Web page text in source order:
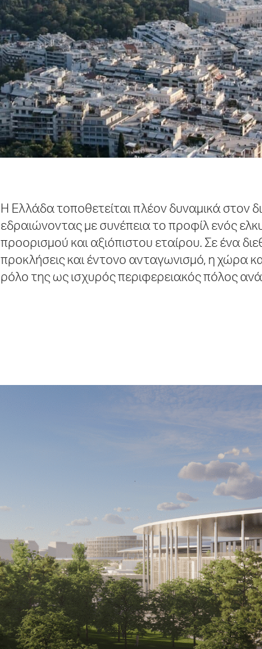
Η Ελλάδα τοποθετείται πλέον δυναμικά στον
εδραιώνοντας με συνέπεια το προφίλ ενός
προορισμού και αξιόπιστου εταίρου. Σε ένα
προκλήσεις και έντονο ανταγωνισμό, η χώρα
ρόλο της ως ισχυρός περιφερειακός πόλος